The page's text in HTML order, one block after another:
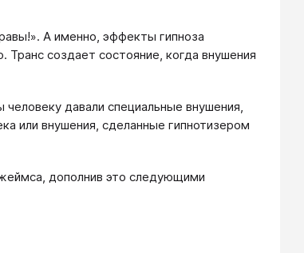
А именно, эффекты гипноза
создает состояние, когда внушения
давали специальные внушения,
или внушения, сделанные гипнотизером
дополнив это следующими